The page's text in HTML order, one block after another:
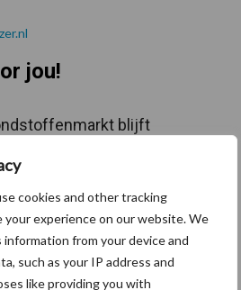
cookies and other tracking
experience on our website. We
information from your device and
such as your IP address and
like providing you with
jou!
blijft
houden handel
een vaak
risicofactor
mastitis